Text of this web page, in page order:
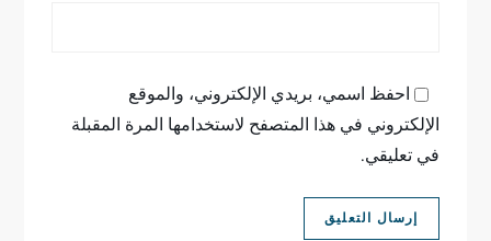
احفظ اسمي، بريدي الإلكتروني، والموقع
الإلكتروني في هذا المتصفح لاستخدامها المرة المقبلة
في تعليقي.